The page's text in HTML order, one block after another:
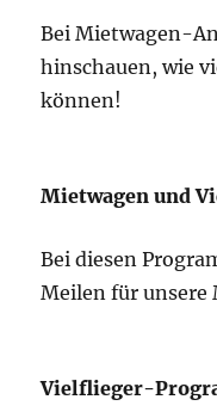
Bei Mietwagen-
hinschauen, wie
können!
Mietwagen und
Bei diesen
Meilen für unsere
Vielflieger-